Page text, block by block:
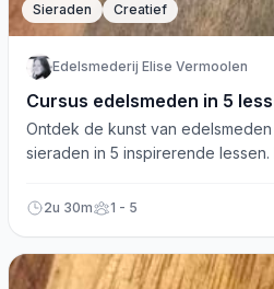
Sieraden Creatief
Edelsmederij Elise Vermoolen
Cursus edelsmeden in 5
Ontdek de kunst van
sieraden in 5 inspirerende
2u 30m 1 - 5